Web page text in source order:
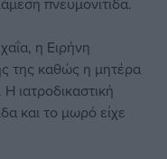
η Ειρήνη
της καθώς η μητέρα
ιατροδικαστική
και το μωρό είχε